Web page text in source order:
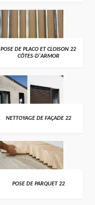
POSE DE PLACO ET CLOISON 22
CÔTES-D'ARMOR
NETTOYAGE DE FAÇADE 22
POSE DE PARQUET 22